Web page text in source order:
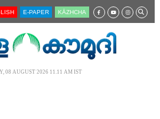
E-PAPER KĀZHCHA
08 AUGUST 2026 11.11 AM IST